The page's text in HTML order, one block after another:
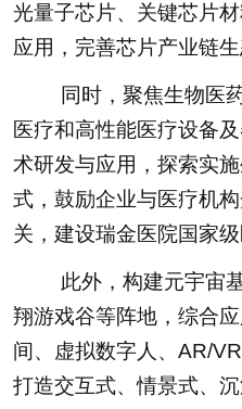
光量子芯片、关键芯片
应用，完善芯片产业链生
同时，聚焦生物医药
医疗和高性能医疗设备
术研发与应用，探索实
式，鼓励企业与医疗机
关，建设瑞金医院国家
此外，构建元宇宙基
翔游戏谷等阵地，综合
间、虚拟数字人、AR/
打造交互式、情景式、